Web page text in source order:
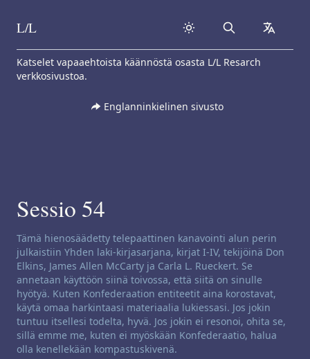
Skip to content
L/L Search
Katselet vapaaehtoista käännöstä osasta L/L Resarch
verkkosivustoa.
Englanninkielinen sivusto
Sessio 54
Kanavoinnin vastuuvapausilmoitus:
Tämä hienosäädetty telepaattinen kanavointi alun perin
julkaistiin Yhden laki-kirjasarjana, kirjat I-IV, tekijöinä Don
Elkins, James Allen McCarty ja Carla L. Rueckert. Se
annetaan käyttöön siinä toivossa, että siitä on sinulle
hyötyä. Kuten Konfederaation entiteetit aina korostavat,
käytä omaa harkintaasi materiaalia lukiessasi. Jos jokin
tuntuu itsellesi todelta, hyvä. Jos jokin ei resonoi, ohita se,
sillä emme me, kuten ei myöskään Konfederaatio, halua
olla kenellekään kompastuskivenä.